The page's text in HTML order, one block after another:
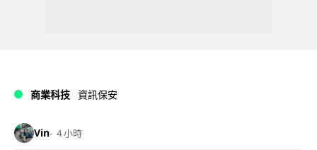
商業科技 資訊保安
Vin 4 小時